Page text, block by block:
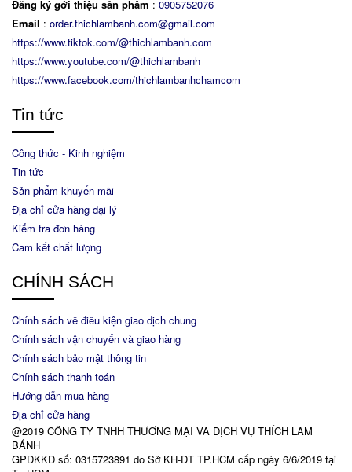
Đăng ký gới thiệu sản phẩm : 0905752076
Email : order.thichlambanh.com@gmail.com
https://www.tiktok.com/@thichlambanh.com
https://www.youtube.com/@thichlambanh
https://www.facebook.com/thichlambanhchamcom
Tin tức
Công thức - Kinh nghiệm
Tin tức
Sản phẩm khuyến mãi
Địa chỉ cửa hàng đại lý
Kiểm tra đơn hàng
Cam kết chất lượng
CHÍNH SÁCH
Chính sách về điều kiện giao dịch chung
Chính sách vận chuyển và giao hàng
Chính sách bảo mật thông tin
Chính sách thanh toán
Hướng dẫn mua hàng
Địa chỉ cửa hàng
@2019 CÔNG TY TNHH THƯƠNG MẠI VÀ DỊCH VỤ THÍCH LÀM
BÁNH
GPĐKKD số: 0315723891 do Sở KH-ĐT TP.HCM cấp ngày 6/6/2019 tại